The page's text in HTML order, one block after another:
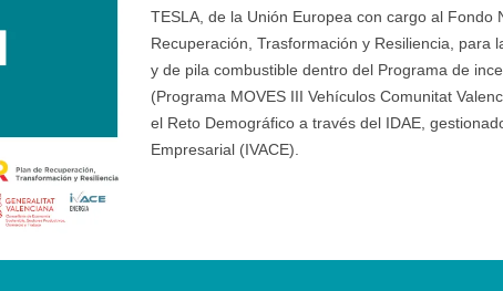
TESLA, de la Unión Europea con cargo al Fondo
Recuperación, Trasformación y Resiliencia, para
y de pila combustible dentro del Programa de
(Programa MOVES III Vehículos Comunitat
el Reto Demográfico a través del IDAE,
Empresarial (IVACE).